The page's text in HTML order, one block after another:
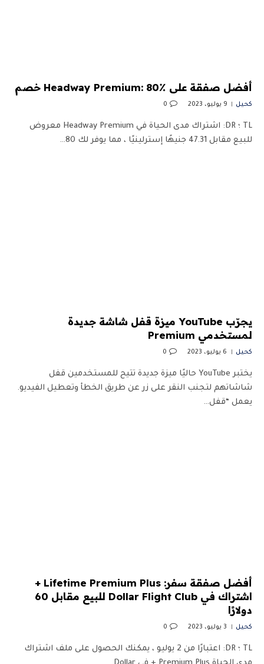
أفضل صفقة على Headway Premium: 80٪ خصم
كحيل 9 يوليو، 2023 0
TL ؛ DR: اشتراك مدى الحياة في Headway Premium معروض
للبيع مقابل 47.31 جنيهًا إسترلينيًا ، مما يوفر لك 80…
يجرّب YouTube ميزة قفل شاشة جديدة
لمستخدمي Premium
كحيل 6 يوليو، 2023 0
يختبر YouTube حاليًا ميزة جديدة تتيح للمستخدمين قفل
شاشاتهم لتجنب النقر على زر عن طريق الخطأ وتعطيل الفيديو.
يعمل “قفل…
أفضل صفقة سفر: Lifetime Premium Plus +
اشتراك في Dollar Flight Club للبيع مقابل 60
دولارًا
كحيل 3 يوليو، 2023 0
TL ؛ DR: اعتبارًا من 2 يوليو ، يمكنك الحصول على ملف اشتراك